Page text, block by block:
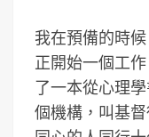
我在預備的時
正開始一個工
了一本從心理
個機構，叫基